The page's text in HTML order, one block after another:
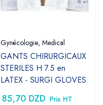
Gynécologie, Medical
GANTS CHIRURGICAUX
STERILES H 7.5 en
LATEX - SURGI GLOVES
85,70 DZD Prix HT